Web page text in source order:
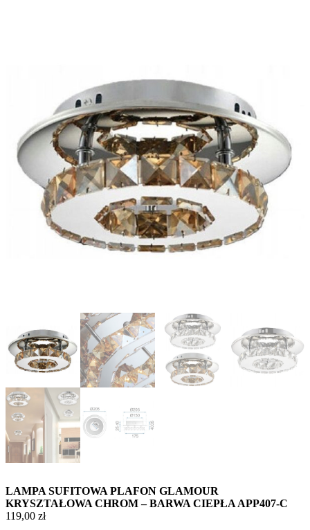
LAMPA SUFITOWA PLAFON GLAMOUR
KRYSZTAŁOWA CHROM – BARWA CIEPŁA APP407-C
119,00 zł